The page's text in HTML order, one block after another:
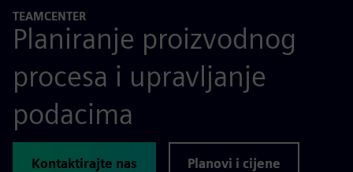
TEAMCENTER
Planiranje proizvodnog
procesa i upravljanje
podacima
Kontaktirajte nas Planovi i cijene